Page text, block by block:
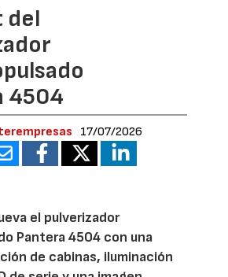
del
4504
17/07/2026
el pulverizador
Pantera 4504 con una
de cabinas, iluminación